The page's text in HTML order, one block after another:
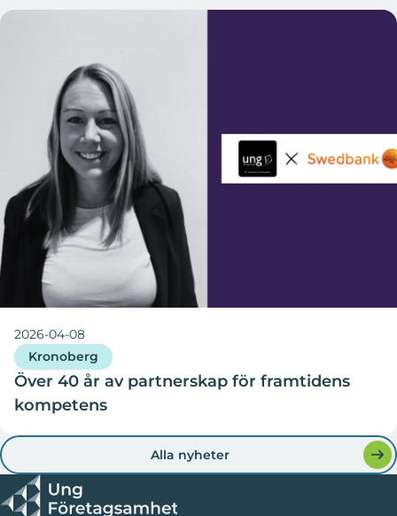
2026-04-08
Kronoberg
Över 40 år av partnerskap för framtidens
kompetens
Alla nyheter